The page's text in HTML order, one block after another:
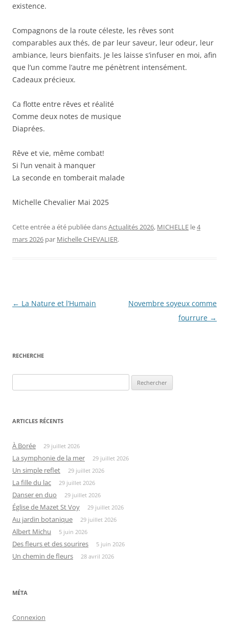
existence.
Compagnons de la route céleste, les rêves sont
comparables aux thés, de par leur saveur, leur odeur, leur
ambiance, leurs bienfaits. Je les laisse s’infuser en moi, afin
que l’un comme l’autre me pénètrent intensément.
Cadeaux précieux.
Ca flotte entre rêves et réalité
Comme deux notes de musique
Diaprées.
Rêve et vie, même combat!
Si l’un venait à manquer
La seconde en tomberait malade
Michelle Chevalier Mai 2025
Cette entrée a été publiée dansActualités 2026, MICHELLE le4
mars 2026 par Michelle CHEVALIER.
Navigation
← La Nature et l’Humain
Novembre soyeux comme
fourrure →
RECHERCHE
ARTICLES RÉCENTS
À Borée 29 juillet 2026
La symphonie de la mer 29 juillet 2026
Un simple reflet 29 juillet 2026
La fille du lac 29 juillet 2026
Danser en duo 29 juillet 2026
Église de Mazet St Voy 29 juillet 2026
Au jardin botanique 29 juillet 2026
Albert Michu 5 juin 2026
Des fleurs et des sourires 5 juin 2026
Un chemin de fleurs 28 avril 2026
MÉTA
Connexion